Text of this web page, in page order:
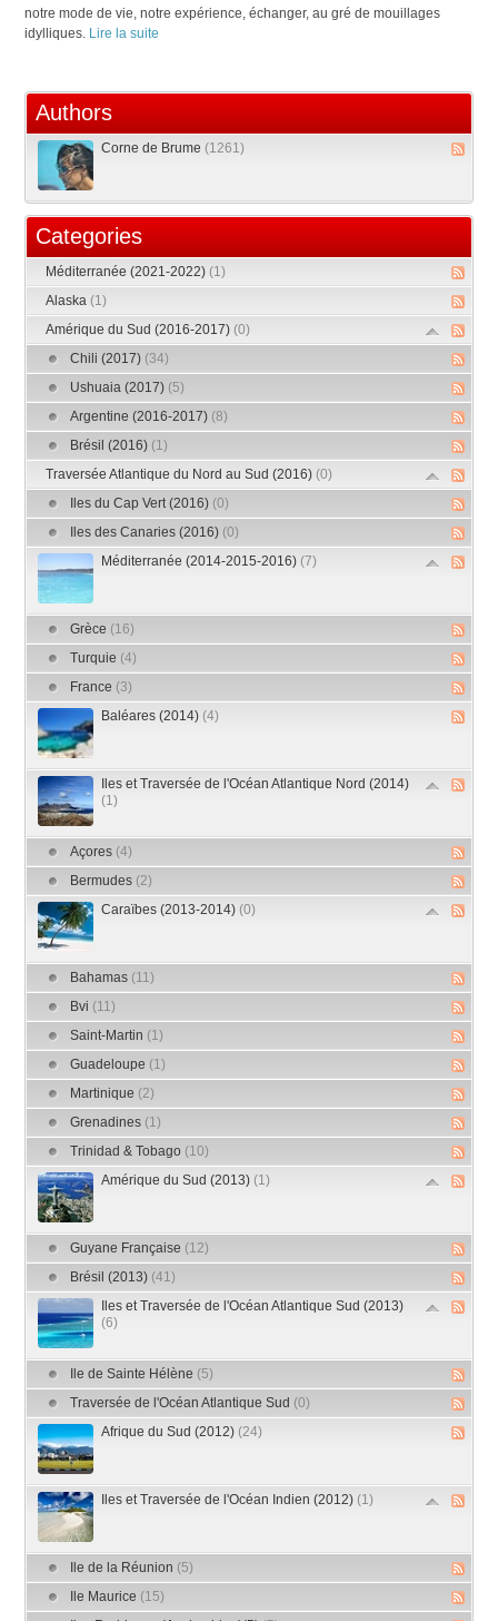
notre mode de vie, notre expérience, échanger, au gré de mouillages
idylliques. Lire la suite
Authors
Corne de Brume (1261)
Categories
Méditerranée (2021-2022) (1)
Alaska (1)
Amérique du Sud (2016-2017) (0)
Chili (2017) (34)
Ushuaia (2017) (5)
Argentine (2016-2017) (8)
Brésil (2016) (1)
Traversée Atlantique du Nord au Sud (2016) (0)
Iles du Cap Vert (2016) (0)
Iles des Canaries (2016) (0)
Méditerranée (2014-2015-2016) (7)
Grèce (16)
Turquie (4)
France (3)
Baléares (2014) (4)
Iles et Traversée de l'Océan Atlantique Nord (2014)
(1)
Açores (4)
Bermudes (2)
Caraïbes (2013-2014) (0)
Bahamas (11)
Bvi (11)
Saint-Martin (1)
Guadeloupe (1)
Martinique (2)
Grenadines (1)
Trinidad & Tobago (10)
Amérique du Sud (2013) (1)
Guyane Française (12)
Brésil (2013) (41)
Iles et Traversée de l'Océan Atlantique Sud (2013)
(6)
Ile de Sainte Hélène (5)
Traversée de l'Océan Atlantique Sud (0)
Afrique du Sud (2012) (24)
Iles et Traversée de l'Océan Indien (2012) (1)
Ile de la Réunion (5)
Ile Maurice (15)